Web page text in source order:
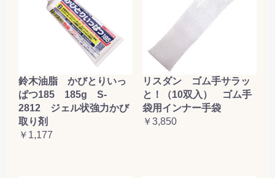
鈴木油脂 かびとりいっ
ぱつ185 185g S-
2812 ジェル状強力かび
取り剤
￥1,177
リスダン ゴム手サラッ
と！（10双入） ゴム手
袋用インナー手袋
￥3,850